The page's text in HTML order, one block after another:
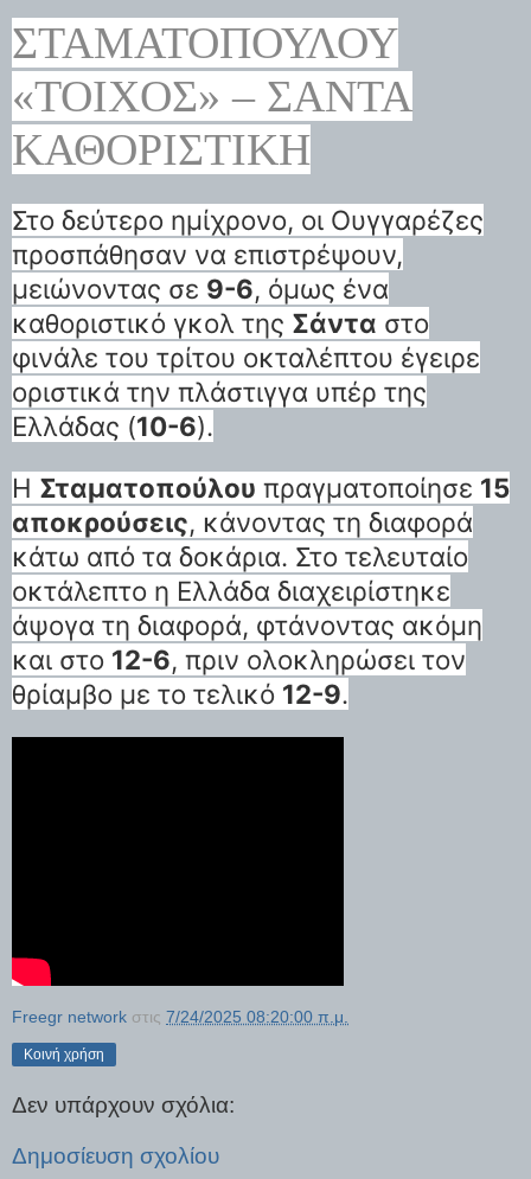
ΣΤΑΜΑΤΟΠΟΎΛΟΥ
«ΤΟΊΧΟΣ» – ΣΆΝΤΑ
ΚΑΘΟΡΙΣΤΙΚΉ
Στο δεύτερο ημίχρονο, οι Ουγγαρέζες
προσπάθησαν να επιστρέψουν,
μειώνοντας σε 9-6, όμως ένα
καθοριστικό γκολ της Σάντα στο
φινάλε του τρίτου οκταλέπτου έγειρε
οριστικά την πλάστιγγα υπέρ της
Ελλάδας (10-6).
Η Σταματοπούλου πραγματοποίησε 15
αποκρούσεις, κάνοντας τη διαφορά
κάτω από τα δοκάρια. Στο τελευταίο
οκτάλεπτο η Ελλάδα διαχειρίστηκε
άψογα τη διαφορά, φτάνοντας ακόμη
και στο 12-6, πριν ολοκληρώσει τον
θρίαμβο με το τελικό 12-9.
Freegr network στις 7/24/2025 08:20:00 π.μ.
Κοινή χρήση
Δεν υπάρχουν σχόλια:
Δημοσίευση σχολίου